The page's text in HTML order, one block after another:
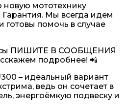
мототехнику
Гарантия. Мы всегда идем
готовы помочь в случае
ПИШИТЕ В СООБЩЕНИЯ
подробнее! 📲
– идеальный вариант
ведь он сочетает в
энергоёмкую подвеску и